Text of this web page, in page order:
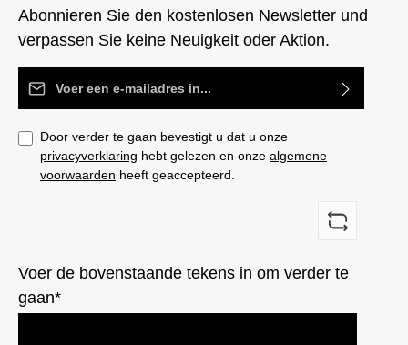
Abonnieren Sie den kostenlosen Newsletter und
verpassen Sie keine Neuigkeit oder Aktion.
E-mailadres*
Door verder te gaan bevestigt u dat u onze
privacyverklaring hebt gelezen en onze algemene
voorwaarden heeft geaccepteerd.
Voer de bovenstaande tekens in om verder te
gaan*